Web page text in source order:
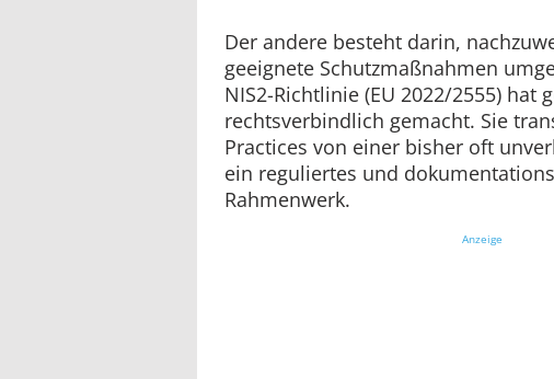
Der andere besteht darin,
geeignete Schutzmaßnahmen
NIS2-Richtlinie (EU 2022/2555) hat
rechtsverbindlich gemacht. Sie
Practices von einer bisher oft
ein reguliertes und
Rahmenwerk.
Anzeige